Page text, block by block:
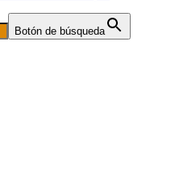
Botón de búsqueda